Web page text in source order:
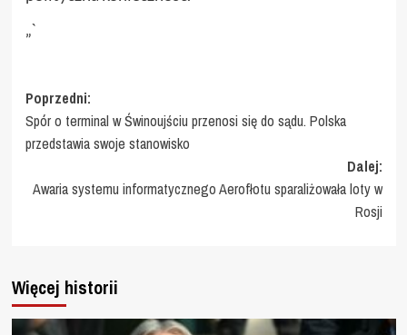
„`
Zobacz
wpisy
Poprzedni:
Spór o terminal w Świnoujściu przenosi się do sądu. Polska
przedstawia swoje stanowisko
Dalej:
Awaria systemu informatycznego Aerofłotu sparaliżowała loty w
Rosji
Więcej historii